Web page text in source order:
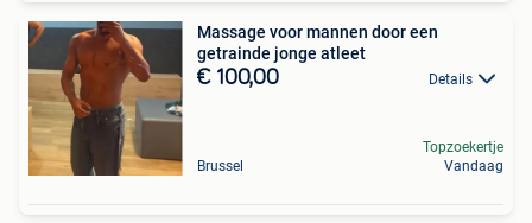
Massage voor mannen door een
getrainde jonge atleet
€ 100,00 Details
Brussel
Topzoekertje
Vandaag